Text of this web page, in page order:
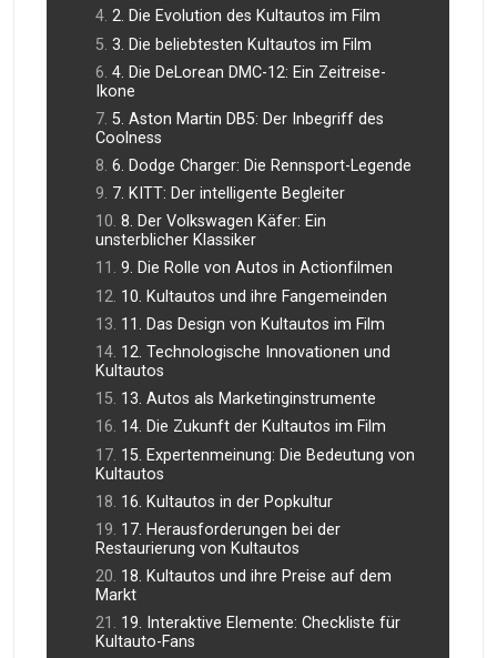
2. Die Evolution des Kultautos im Film
3. Die beliebtesten Kultautos im Film
4. Die DeLorean DMC-12: Ein Zeitreise-
Ikone
5. Aston Martin DB5: Der Inbegriff des
Coolness
6. Dodge Charger: Die Rennsport-Legende
7. KITT: Der intelligente Begleiter
8. Der Volkswagen Käfer: Ein
unsterblicher Klassiker
9. Die Rolle von Autos in Actionfilmen
10. Kultautos und ihre Fangemeinden
11. Das Design von Kultautos im Film
12. Technologische Innovationen und
Kultautos
13. Autos als Marketinginstrumente
14. Die Zukunft der Kultautos im Film
15. Expertenmeinung: Die Bedeutung von
Kultautos
16. Kultautos in der Popkultur
17. Herausforderungen bei der
Restaurierung von Kultautos
18. Kultautos und ihre Preise auf dem
Markt
19. Interaktive Elemente: Checkliste für
Kultauto-Fans